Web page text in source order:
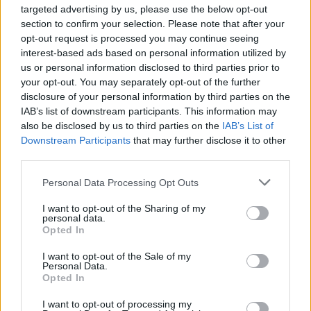
targeted advertising by us, please use the below opt-out
section to confirm your selection. Please note that after your
opt-out request is processed you may continue seeing
interest-based ads based on personal information utilized by
us or personal information disclosed to third parties prior to
your opt-out. You may separately opt-out of the further
disclosure of your personal information by third parties on the
IAB’s list of downstream participants. This information may
also be disclosed by us to third parties on the IAB’s List of
Downstream Participants that may further disclose it to other
Personal Data Processing Opt Outs
I want to opt-out of the Sharing of my
personal data.
Opted In
I want to opt-out of the Sale of my
Personal Data.
Opted In
I want to opt-out of processing my
НОВ БУЏЕТСКИ РЕКОРД - Царината
собра 87,6 милиони евра повеќе
од лани
ОРМУНСКИОТ ТЕСНЕЦ ПРЕД
ПОВТОРНО ОТВАРАЊЕ? Трамп
најави договор во наредните 24
часа
НАЈЧИТАНИ ВО ПОСЛЕДНИ 7 ДЕНА
ЗА ВОЕНИТЕ ЗЛОСТРОСТВА НА
МАКЕДОНЦИТЕ ВО СРБИЈА: